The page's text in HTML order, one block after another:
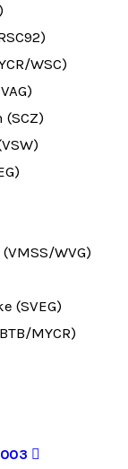
WSC)
WVG)
(SVEG)
MYCR)